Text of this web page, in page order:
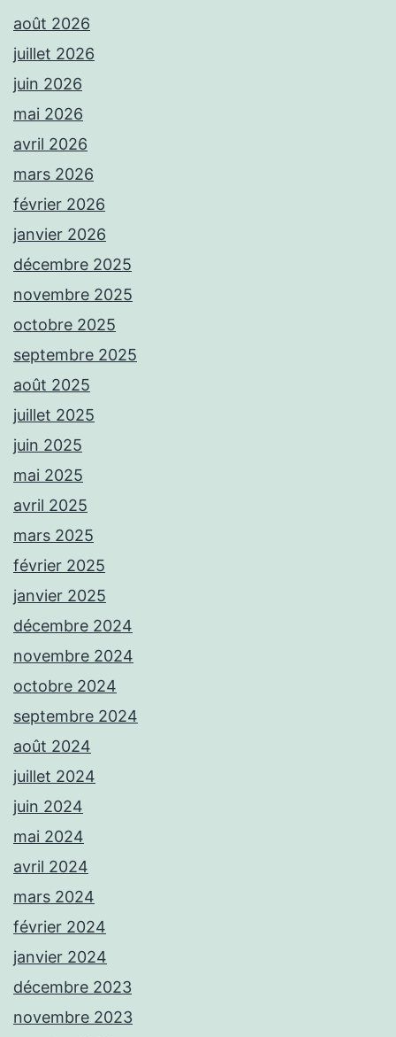
août 2026
juillet 2026
juin 2026
mai 2026
avril 2026
mars 2026
février 2026
janvier 2026
décembre 2025
novembre 2025
octobre 2025
septembre 2025
août 2025
juillet 2025
juin 2025
mai 2025
avril 2025
mars 2025
février 2025
janvier 2025
décembre 2024
novembre 2024
octobre 2024
septembre 2024
août 2024
juillet 2024
juin 2024
mai 2024
avril 2024
mars 2024
février 2024
janvier 2024
décembre 2023
novembre 2023